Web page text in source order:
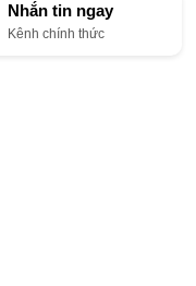
Nhắn tin ngay
Kênh chính thức